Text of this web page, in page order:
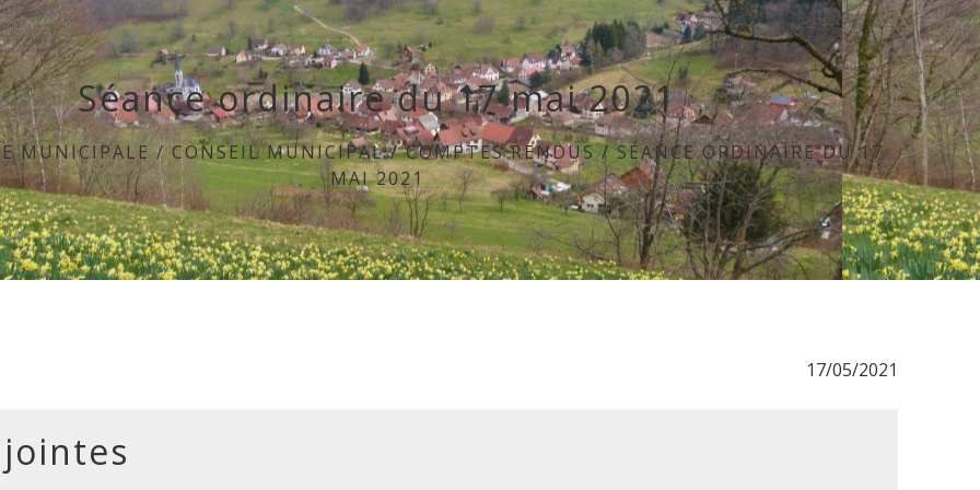
Séance ordinaire du 17 mai 2021
MUNICIPALE/ CONSEIL MUNICIPAL/COMPTES RENDUS/SÉANCE ORDINAIRE DU 17
MAI 2021
17/05/2021
jointes